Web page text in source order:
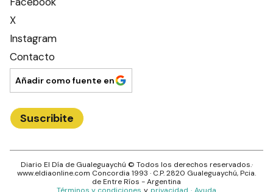
X
Instagram
Contacto
Añadir como fuente en
Suscribite
Diario El Día de Gualeguaychú © Todos los derechos reservados.·
www.eldiaonline.com Concordia 1993 · C.P.2820 Gualeguaychú, Pcia.
deEntre Ríos - Argentina